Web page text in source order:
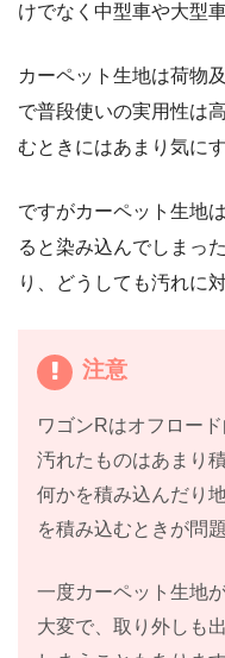
けでなく中型車や大型
カーペット生地は荷物
で普段使いの実用性は
むときにはあまり気に
ですがカーペット生地
ると染み込んでしまっ
り、どうしても汚れに
注意
ワゴンRはオフロー
汚れたものはあまり
何かを積み込んだり
を積み込むときが問題
一度カーペット生地
大変で、取り外しも